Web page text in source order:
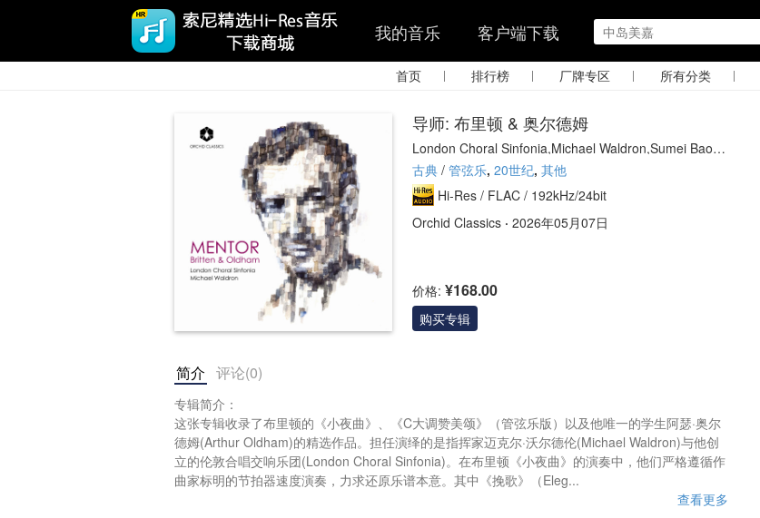
我的音乐 客户端下载
首页 | 排行榜 | 厂牌专区 | 所有分类 |
导师: 布里顿 & 奥尔德姆
London Choral Sinfonia,Michael Waldron,Sumei Bao-S
mith
古典 / 管弦乐, 20世纪, 其他
Hi-Res / FLAC / 192kHz/24bit
Orchid Classics · 2026年05月07日
价格: ¥168.00
购买专辑
简介 评论(0)
专辑简介：
这张专辑收录了布里顿的《小夜曲》、《C大调赞美颂》（管弦乐版）以及他唯一的学生阿瑟·奥尔
德姆(Arthur Oldham)的精选作品。担任演绎的是指挥家迈克尔·沃尔德伦(Michael Waldron)与他创
立的伦敦合唱交响乐团(London Choral Sinfonia)。在布里顿《小夜曲》的演奏中，他们严格遵循作
曲家标明的节拍器速度演奏，力求还原乐谱本意。其中《挽歌》（Eleg...
查看更多